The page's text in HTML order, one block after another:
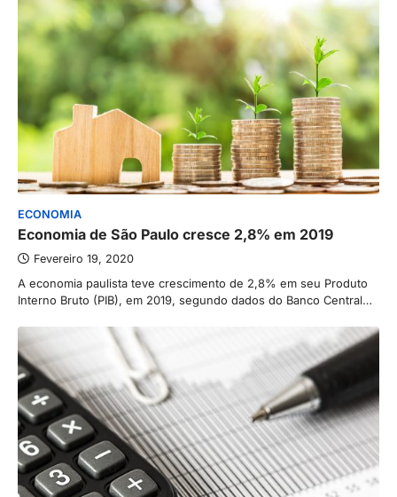
ECONOMIA
Economia de São Paulo cresce 2,8% em 2019
Fevereiro 19, 2020
A economia paulista teve crescimento de 2,8% em seu Produto
Interno Bruto (PIB), em 2019, segundo dados do Banco Central…